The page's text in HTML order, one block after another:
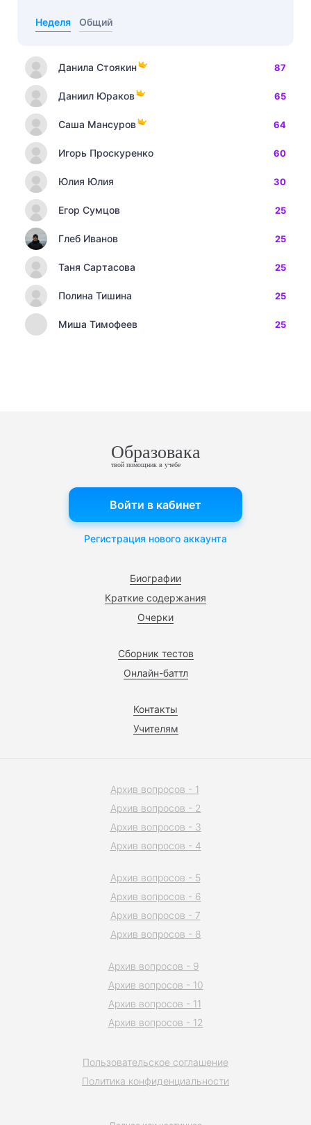
Неделя Общий
Данила Стоякин 87
Даниил Юраков 65
Саша Мансуров 64
Игорь Проскуренко 60
Юлия Юлия 30
Егор Сумцов 25
Глеб Иванов 25
Таня Сартасова 25
Полина Тишина 25
Миша Тимофеев 25
Образовака
твой помощник в учебе
Биографии
Краткие содержания
Очерки
Сборник тестов
Онлайн-баттл
Контакты
Учителям
Войти в кабинет
Регистрация нового аккаунта
Пользовательское соглашение
Политика конфиденциальности
Архив вопросов - 1
Архив вопросов - 2
Архив вопросов - 3
Архив вопросов - 4
Архив вопросов - 5
Архив вопросов - 6
Архив вопросов - 7
Архив вопросов - 8
Архив вопросов - 9
Архив вопросов - 10
Архив вопросов - 11
Архив вопросов - 12